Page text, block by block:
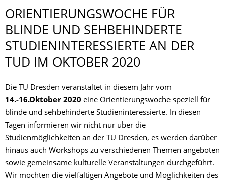
ORIENTIERUNGS­WOCHE FÜR
BLINDE UND SEHBEHINDERTE
STUDIENINTERES­SIERTE AN DER
TUD IM OKTOBER 2020
Die TU Dresden veranstaltet in diesem Jahr vom
14.-16.Oktober 2020 eine Orientierungswoche speziell für
blinde und sehbehinderte Studieninteressierte. In diesen
Tagen informieren wir nicht nur über die
Studienmöglichkeiten an der TU Dresden, es werden darüber
hinaus auch Workshops zu verschiedenen Themen angeboten
sowie gemeinsame kulturelle Veranstaltungen durchgeführt.
Wir möchten die vielfältigen Angebote und Möglichkeiten des